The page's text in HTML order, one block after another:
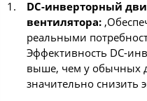
DC-инверторный
вентилятора:
реальными
Эффективность DC-
выше, чем у обычных
значительно снизить